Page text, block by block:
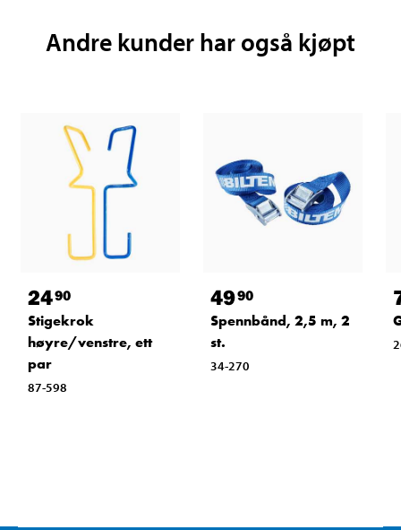
Andre kunder har også kjøpt
2490
Stigekrok
høyre/venstre, ett
par
87-598
4990
Spennbånd, 2,5 m, 2
st.
34-270